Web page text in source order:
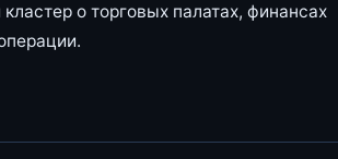
о торговых палатах, финансах